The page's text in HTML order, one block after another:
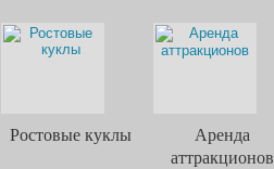
Ростовые куклы
Аренда
аттракционов